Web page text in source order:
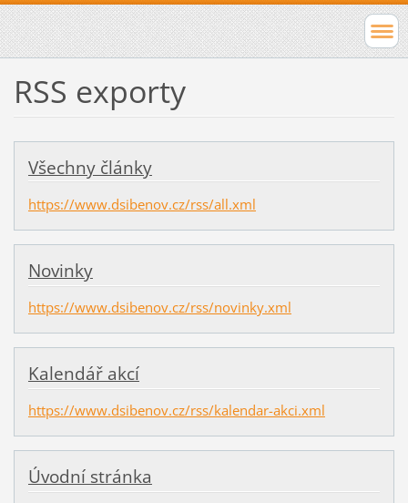
RSS exporty
Všechny články
https://www.dsibenov.cz/rss/all.xml
Novinky
https://www.dsibenov.cz/rss/novinky.xml
Kalendář akcí
https://www.dsibenov.cz/rss/kalendar-akci.xml
Úvodní stránka